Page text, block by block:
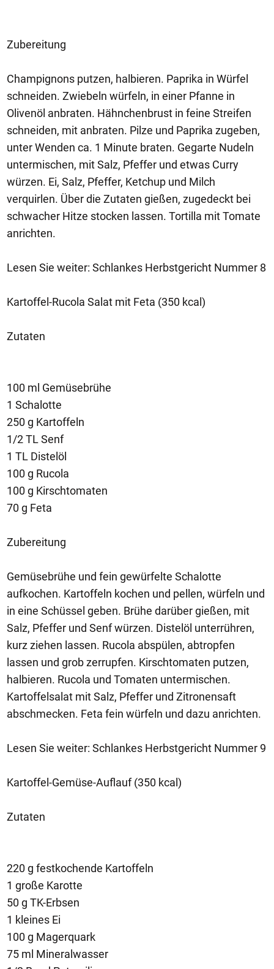
Zubereitung
Champignons putzen, halbieren. Paprika in Würfel
schneiden. Zwiebeln würfeln, in einer Pfanne in
Olivenöl anbraten. Hähnchenbrust in feine Streifen
schneiden, mit anbraten. Pilze und Paprika zugeben,
unter Wenden ca. 1 Minute braten. Gegarte Nudeln
untermischen, mit Salz, Pfeffer und etwas Curry
würzen. Ei, Salz, Pfeffer, Ketchup und Milch
verquirlen. Über die Zutaten gießen, zugedeckt bei
schwacher Hitze stocken lassen. Tortilla mit Tomate
anrichten.
Lesen Sie weiter: Schlankes Herbstgericht Nummer 8
Kartoffel-Rucola Salat mit Feta (350 kcal)
Zutaten
100 ml Gemüsebrühe
1 Schalotte
250 g Kartoffeln
1/2 TL Senf
1 TL Distelöl
100 g Rucola
100 g Kirschtomaten
70 g Feta
Zubereitung
Gemüsebrühe und fein gewürfelte Schalotte
aufkochen. Kartoffeln kochen und pellen, würfeln und
in eine Schüssel geben. Brühe darüber gießen, mit
Salz, Pfeffer und Senf würzen. Distelöl unterrühren,
kurz ziehen lassen. Rucola abspülen, abtropfen
lassen und grob zerrupfen. Kirschtomaten putzen,
halbieren. Rucola und Tomaten untermischen.
Kartoffelsalat mit Salz, Pfeffer und Zitronensaft
abschmecken. Feta fein würfeln und dazu anrichten.
Lesen Sie weiter: Schlankes Herbstgericht Nummer 9
Kartoffel-Gemüse-Auflauf (350 kcal)
Zutaten
220 g festkochende Kartoffeln
1 große Karotte
50 g TK-Erbsen
1 kleines Ei
100 g Magerquark
75 ml Mineralwasser